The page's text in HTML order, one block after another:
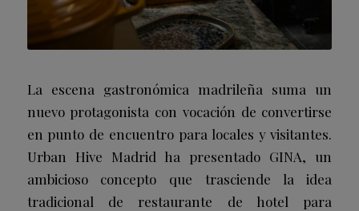
La escena gastronómica madrileña suma un
nuevo protagonista con vocación de convertirse
en punto de encuentro para locales y visitantes.
Urban Hive Madrid ha presentado GINA, un
ambicioso concepto que trasciende la idea
tradicional de restaurante de hotel para